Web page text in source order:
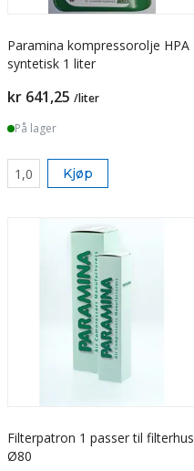
Paramina kompressorolje HPA
syntetisk 1 liter
Pris
kr 641,25 /liter
På lager
Kjøp
Filterpatron 1 passer til filterhus
Ø80